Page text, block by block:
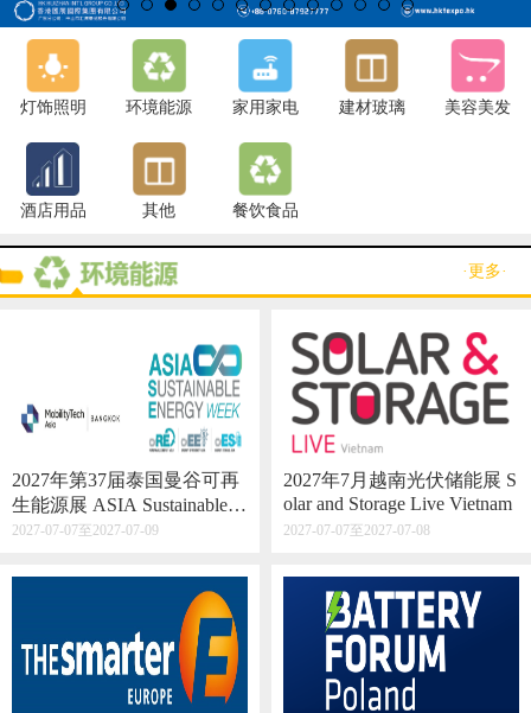
灯饰照明 环境能源 家用家电 建材玻璃 美容美发
酒店用品 其他 餐饮食品
·更多·
2027年第37届泰国曼谷可再
生能源展 ASIA Sustainable E
nergy Week
2027-07-07至2027-07-09
2027年7月越南光伏储能展 S
olar and Storage Live Vietnam
2027-07-07至2027-07-08